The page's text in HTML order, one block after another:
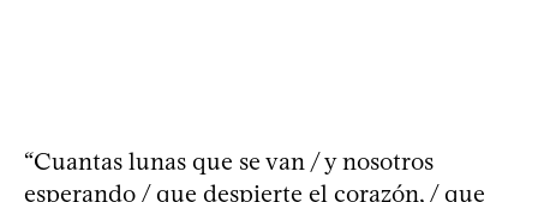
“Cuantas lunas que se van / y nosotros
esperando / que despierte el corazón, / que